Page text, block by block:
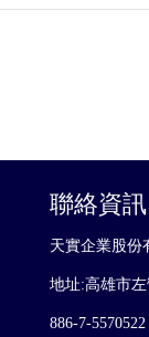
聯絡資訊
天實企業股份
地址:高雄市左
886-7-5570522